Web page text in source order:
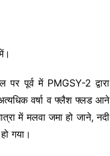
पर पूर्व में PMGSY-2 द्वारा
वर्षा व फ्लैश फ्लड आने
में मलवा जमा हो जाने, नदी
गया।